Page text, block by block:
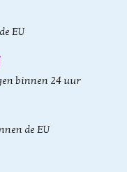
EU
binnen 24 uur
de EU